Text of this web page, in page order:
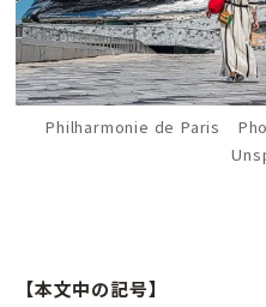
Philharmonie de Paris
【本文中の記号】